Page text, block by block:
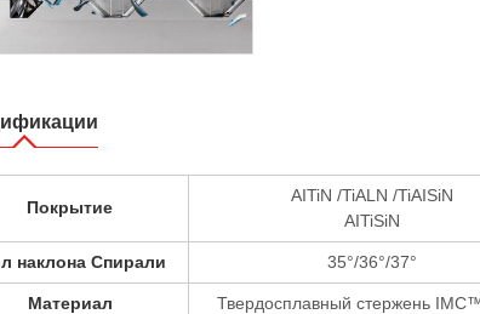
Покрытие
AITiN /TiALN /TiAISiN
AITiSiN
наклона Спирали 35°/36°/37°
Материал Твердосплавный стержень